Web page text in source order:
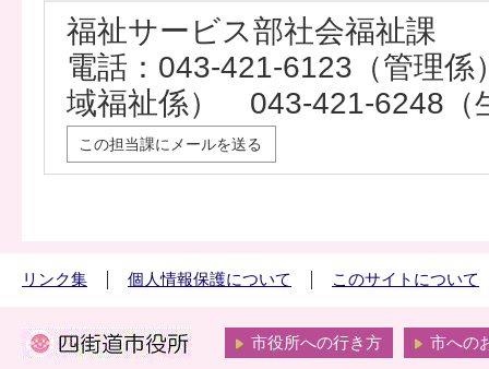
福祉サービス部社会福祉課
電話：043-421-6123（管理
域福祉係） 043-421-6248（
この担当課にメールを送る
リンク集 個人情報保護について このサイトについて
市役所への行き方 市への